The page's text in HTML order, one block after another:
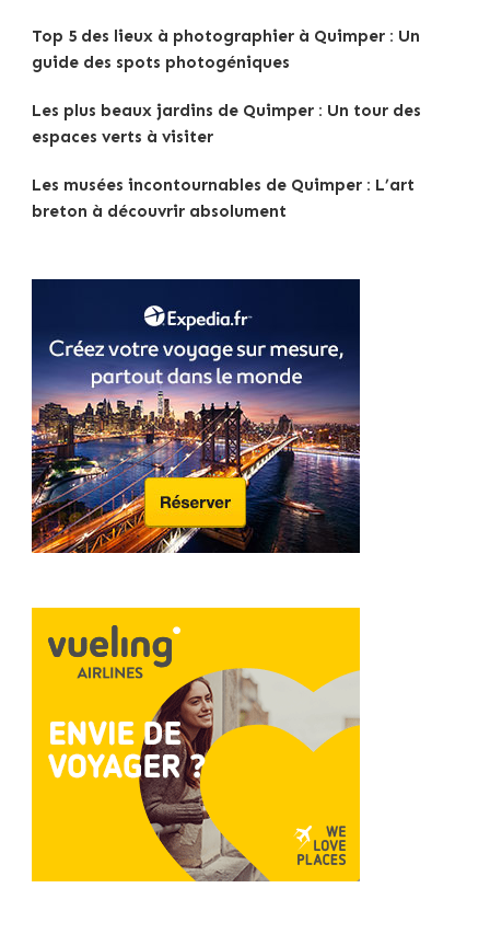
Top 5 des lieux à photographier à Quimper : Un
guide des spots photogéniques
Les plus beaux jardins de Quimper : Un tour des
espaces verts à visiter
Les musées incontournables de Quimper : L’art
breton à découvrir absolument